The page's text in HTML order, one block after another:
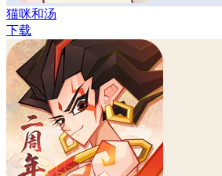
猫咪和汤
下载